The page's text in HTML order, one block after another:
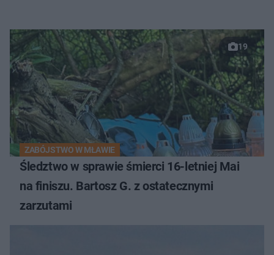
19
ZABÓJSTWO W MŁAWIE
Śledztwo w sprawie śmierci 16-letniej Mai
na finiszu. Bartosz G. z ostatecznymi
zarzutami